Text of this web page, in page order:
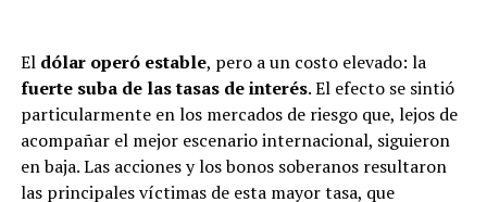
El dólar operó estable, pero a un costo elevado: la
fuerte suba de las tasas de interés. El efecto se sintió
particularmente en los mercados de riesgo que, lejos de
acompañar el mejor escenario internacional, siguieron
en baja. Las acciones y los bonos soberanos resultaron
las principales víctimas de esta mayor tasa, que